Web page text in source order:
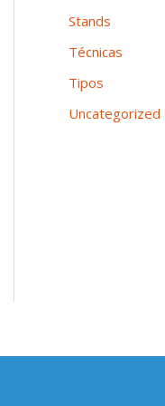
Stands
Técnicas
Tipos
Uncategorized